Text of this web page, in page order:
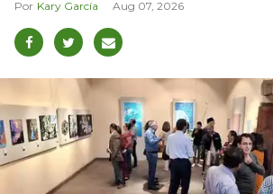
Kary García Aug 07, 2026